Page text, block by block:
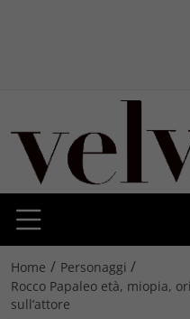
Home / Personaggi /
Rocco Papaleo età, miopia,
sull’attore